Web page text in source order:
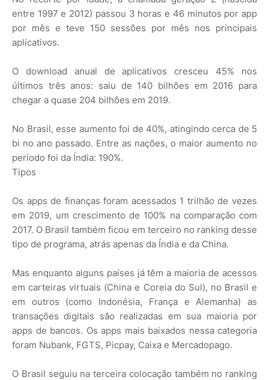
entre 1997 e 2012) passou 3 horas e 46 minutos por app
por mês e teve 150 sessões por mês nos principais
aplicativos.
O download anual de aplicativos cresceu 45% nos
últimos três anos: saiu de 140 bilhões em 2016 para
chegar a quase 204 bilhões em 2019.
No Brasil, esse aumento foi de 40%, atingindo cerca de 5
bi no ano passado. Entre as nações, o maior aumento no
período foi da Índia: 190%.
Tipos
Os apps de finanças foram acessados 1 trilhão de vezes
em 2019, um crescimento de 100% na comparação com
2017. O Brasil também ficou em terceiro no ranking desse
tipo de programa, atrás apenas da Índia e da China.
Mas enquanto alguns países já têm a maioria de acessos
em carteiras virtuais (China e Coreia do Sul), no Brasil e
em outros (como Indonésia, França e Alemanha) as
transações digitais são realizadas em sua maioria por
apps de bancos. Os apps mais baixados nessa categoria
foram Nubank, FGTS, Picpay, Caixa e Mercadopago.
O Brasil seguiu na terceira colocação também no ranking